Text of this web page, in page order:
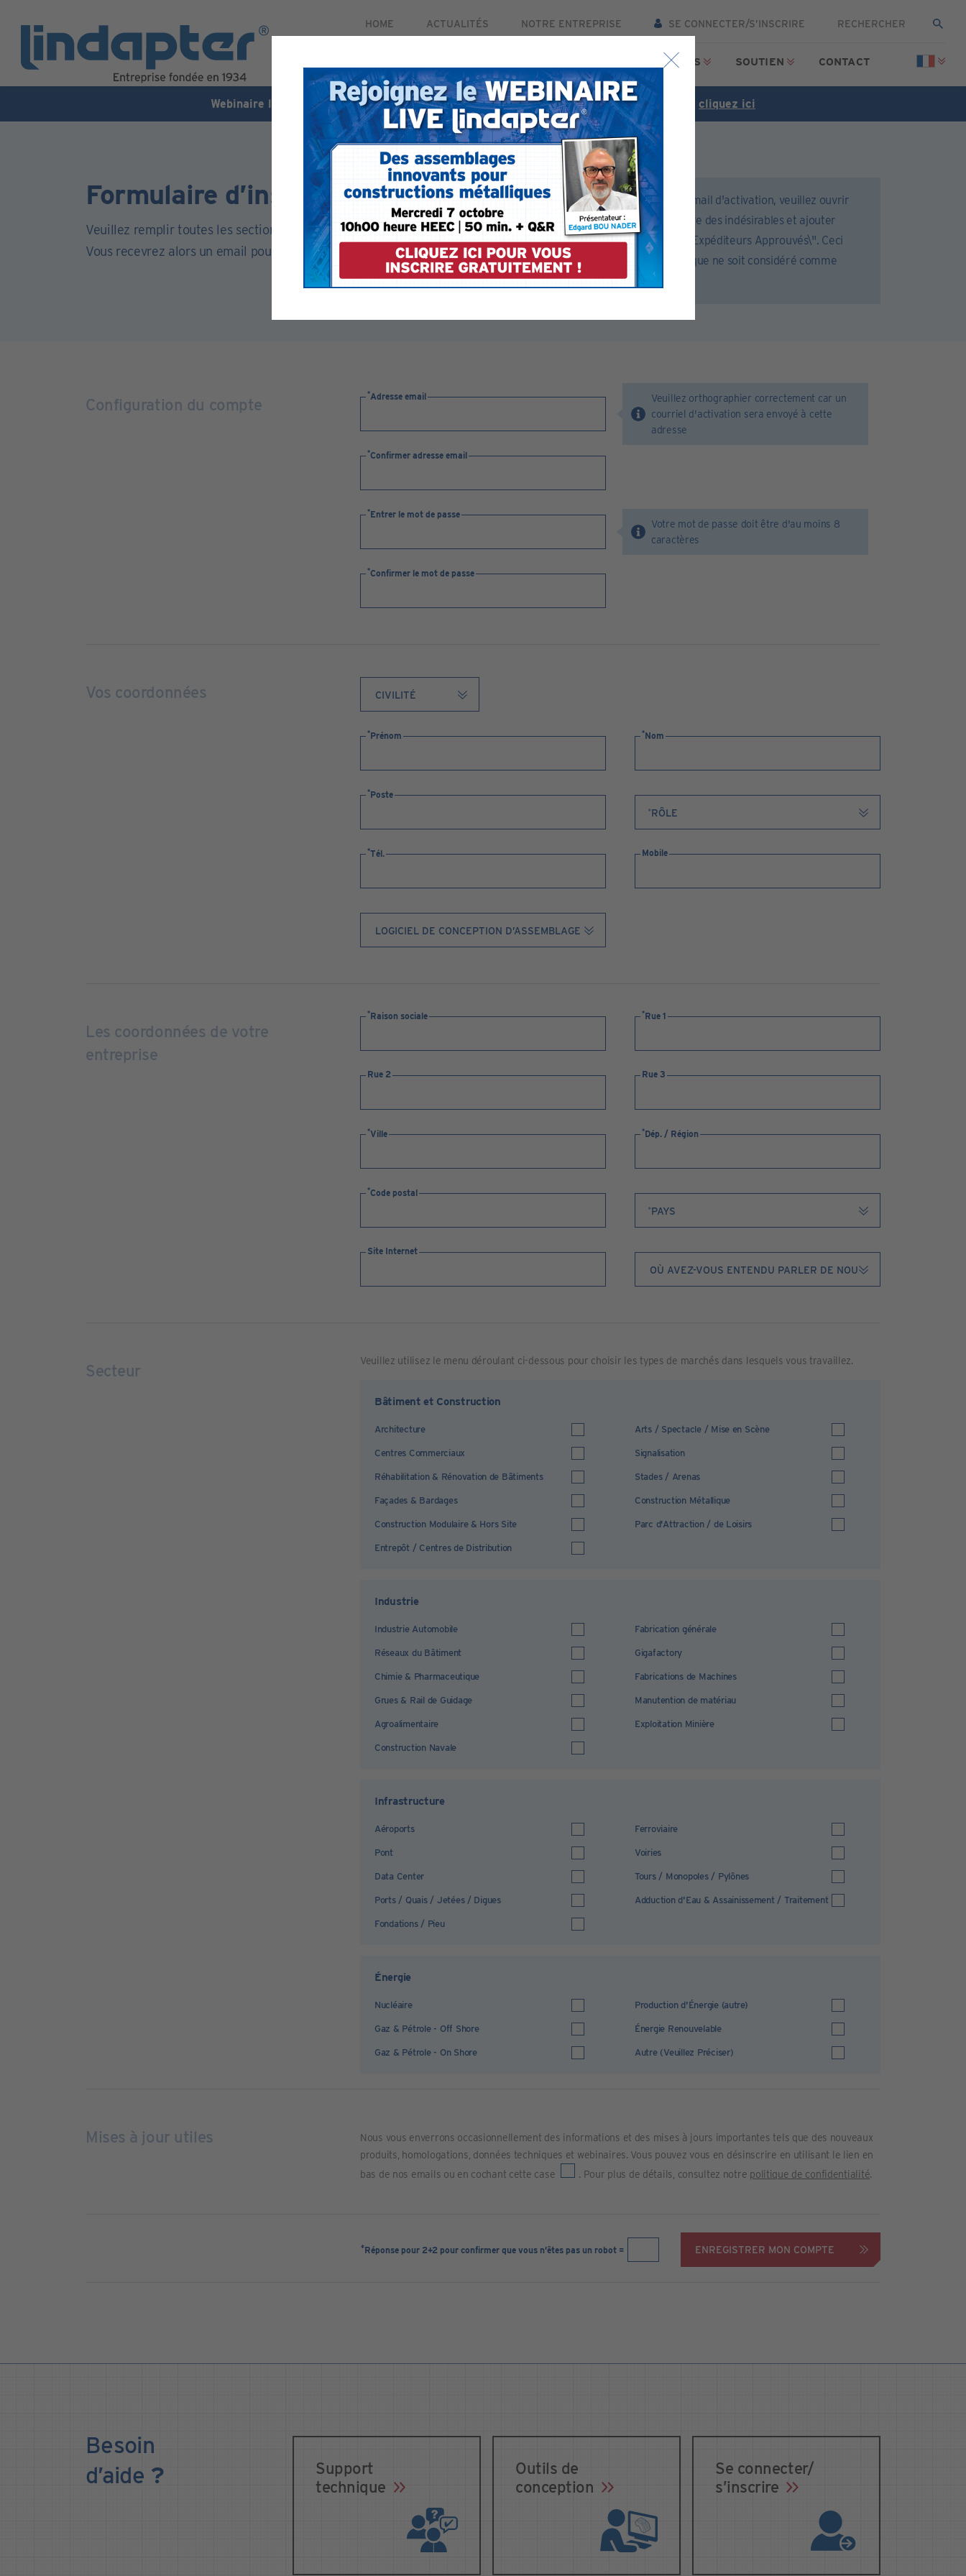
HOME ACTUALITÉS NOTRE ENTREPRISE SE CONNECTER/S’INSCRIRE
RESSOURCES SOUTIEN CONTACT
Webinaire live - 7 octobre. Pour plus d'informations et pour vous inscrire gratuitement, cliquez ici
Formulaire d’inscription
Veuillez remplir toutes les sections de ce formulaire.
Vous recevrez alors un email pour activer votre compte.
Pour être sûr de recevoir l'email d'activation, veuillez ouvrir
votre compte email ou le filtre des indésirables et ajouter
lindapter.com à votre liste \"Expéditeurs Approuvés\". Ceci
évitera que l'email automatique ne soit considéré comme
indésirable.
Configuration du compte Adresse email
Veuillez orthographier correctement car un
courriel d'activation sera envoyé à cette
adresse
Confirmer adresse email
Entrer le mot de passe
Votre mot de passe doit être d'au moins 8
caractères
Confirmer le mot de passe
Vos coordonnées
Prénom Nom
Poste
Tél. Mobile
Les coordonnées de votre
entreprise
Raison sociale Rue 1
Rue 2 Rue 3
Ville Dép. / Région
Code postal
Site Internet
Secteur
Veuillez utilisez le menu déroulant ci-dessous pour choisir les types de marchés dans lesquels vous travaillez.
Bâtiment et Construction
Architecture Arts / Spectacle / Mise en Scène
Centres Commerciaux Signalisation
Réhabilitation & Rénovation de Bâtiments Stades / Arenas
Façades & Bardages Construction Métallique
Construction Modulaire & Hors Site Parc d'Attraction / de Loisirs
Entrepôt / Centres de Distribution
Industrie
Industrie Automobile Fabrication générale
Réseaux du Bâtiment Gigafactory
Chimie & Pharmaceutique Fabrications de Machines
Grues & Rail de Guidage Manutention de matériau
Agroalimentaire Exploitation Minière
Construction Navale
Infrastructure
Aéroports Ferroviaire
Pont Voiries
Data Center Tours / Monopoles / Pylônes
Ports / Quais / Jetées / Digues Adduction d'Eau & Assainissement / Traitement
Fondations / Pieu
Énergie
Nucléaire Production d'Énergie (autre)
Gaz & Pétrole - Off Shore Énergie Renouvelable
Gaz & Pétrole - On Shore Autre (Veuillez Préciser)
Mises à jour utiles
Nous vous enverrons occasionnellement des informations et des mises à jours importantes tels que des nouveaux
produits, homologations, données techniques et webinaires. Vous pouvez vous en désinscrire en utilisant le lien en
bas de nos emails ou en cochant cette case
. Pour plus de détails, consultez notre politique de confidentialité.
*Réponse pour 2+2 pour confirmer que vous n’êtes pas un robot = ENREGISTRER MON COMPTE
Besoin
d’aide ?
Support
technique
Outils de
conception
Se connecter/
s’inscrire